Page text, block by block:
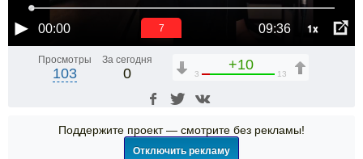
00:00 09:36 1x
6
Просмотры
103
За сегодня
0
+10
3 13
Поддержите проект — смотрите без рекламы!
Отключить рекламу